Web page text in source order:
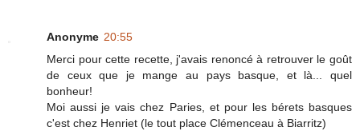
Anonyme 20:55
Merci pour cette recette, j'avais renoncé à retrouver le goût
de ceux que je mange au pays basque, et là... quel
bonheur!
Moi aussi je vais chez Paries, et pour les bérets basques
c'est chez Henriet (le tout place Clémenceau à Biarritz)